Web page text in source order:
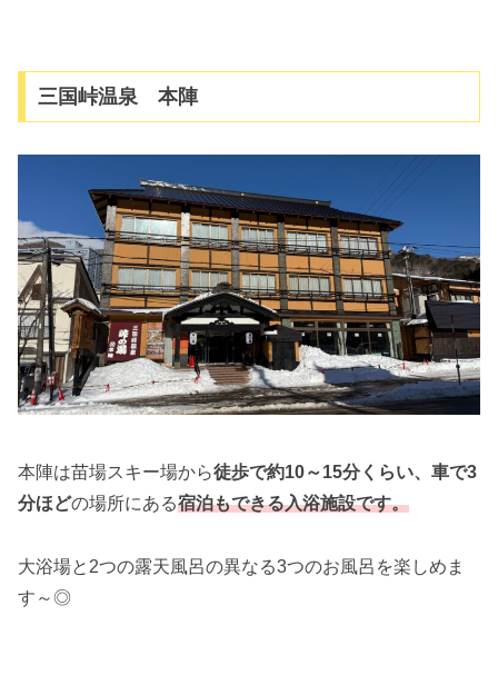
三国峠温泉 本陣
本陣は苗場スキー場から徒歩で約10～15分くらい、車で3
分ほどの場所にある宿泊もできる入浴施設です。
大浴場と2つの露天風呂の異なる3つのお風呂を楽しめま
す～◎